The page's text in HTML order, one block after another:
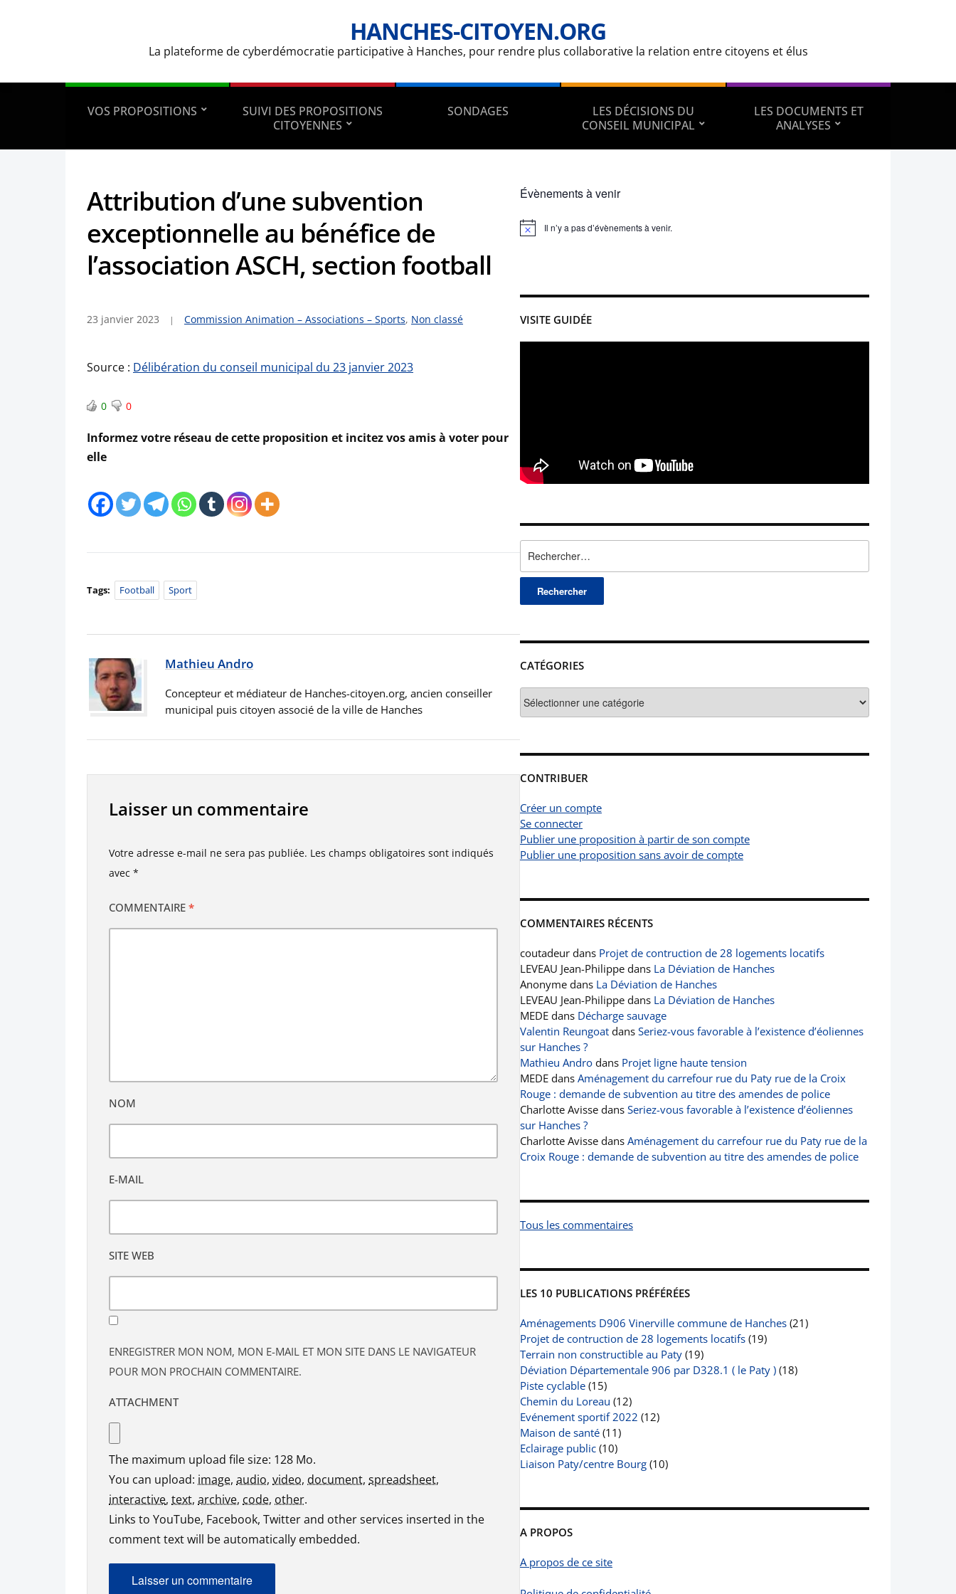
HANCHES-CITOYEN.ORG
La plateforme de cyberdémocratie participative à Hanches, pour rendre plus collaborative la relation entre citoyens et élus
VOS PROPOSITIONS
SUIVI DES PROPOSITIONS
CITOYENNES
SONDAGES
LES DÉCISIONS DU
CONSEIL MUNICIPAL
LES DOCUMENTS ET
ANALYSES
Attribution d’une subvention
exceptionnelle au bénéfice de
l’association ASCH, section football
23 janvier 2023 Commission Animation – Associations – Sports, Non classé
Source : Délibération du conseil municipal du 23 janvier 2023
0 0
Informez votre réseau de cette proposition et incitez vos amis à voter pour
elle
Tags: Football Sport
Mathieu Andro
Concepteur et médiateur de Hanches-citoyen.org, ancien conseiller
municipal puis citoyen associé de la ville de Hanches
Laisser un commentaire
Votre adresse e-mail ne sera pas publiée. Les champs obligatoires sont indiqués
avec *
COMMENTAIRE *
NOM
E-MAIL
SITE WEB
ENREGISTRER MON NOM, MON E-MAIL ET MON SITE DANS LE NAVIGATEUR
POUR MON PROCHAIN COMMENTAIRE.
ATTACHMENT
The maximum upload file size: 128 Mo.
You can upload: image, audio, video, document, spreadsheet,
interactive, text, archive, code, other.
Links to YouTube, Facebook, Twitter and other services inserted in the
comment text will be automatically embedded.
Évènements à venir
Notice Il n’y a pas d’évènements à venir.
VISITE GUIDÉE
CATÉGORIES
CONTRIBUER
Créer un compte
Se connecter
Publier une proposition à partir de son compte
Publier une proposition sans avoir de compte
COMMENTAIRES RÉCENTS
coutadeur dans Projet de contruction de 28 logements locatifs
LEVEAU Jean-Philippe dans La Déviation de Hanches
Anonyme dans La Déviation de Hanches
LEVEAU Jean-Philippe dans La Déviation de Hanches
MEDE dans Décharge sauvage
Valentin Reungoat dans Seriez-vous favorable à l’existence d’éoliennes
sur Hanches ?
Mathieu Andro dans Projet ligne haute tension
MEDE dans Aménagement du carrefour rue du Paty rue de la Croix
Rouge : demande de subvention au titre des amendes de police
Charlotte Avisse dans Seriez-vous favorable à l’existence d’éoliennes
sur Hanches ?
Charlotte Avisse dans Aménagement du carrefour rue du Paty rue de la
Croix Rouge : demande de subvention au titre des amendes de police
Tous les commentaires
LES 10 PUBLICATIONS PRÉFÉRÉES
Aménagements D906 Vinerville commune de Hanches (21)
Projet de contruction de 28 logements locatifs (19)
Terrain non constructible au Paty (19)
Déviation Départementale 906 par D328.1 ( le Paty ) (18)
Piste cyclable (15)
Chemin du Loreau (12)
Evénement sportif 2022 (12)
Maison de santé (11)
Eclairage public (10)
Liaison Paty/centre Bourg (10)
A PROPOS
A propos de ce site